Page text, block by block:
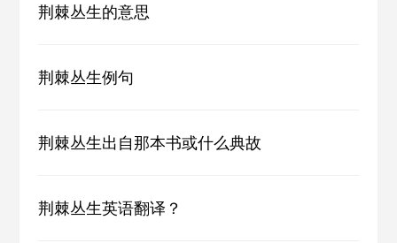
荆棘丛生的意思
荆棘丛生例句
荆棘丛生出自那本书或什么典故
荆棘丛生英语翻译？